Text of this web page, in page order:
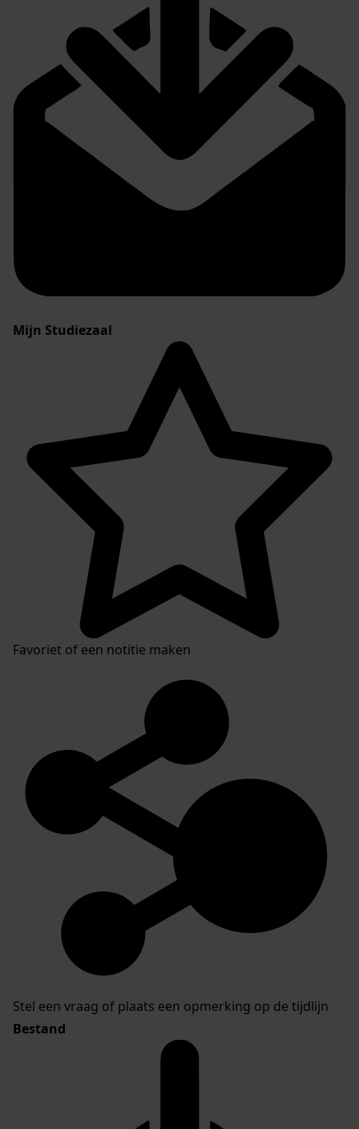
Mijn Studiezaal
Favoriet of een notitie maken
Stel een vraag of plaats een opmerking op de tijdlijn
Bestand